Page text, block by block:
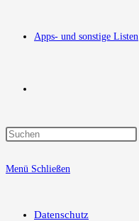
Apps- und sonstige Listen
Suche
Menü Schließen
Datenschutz